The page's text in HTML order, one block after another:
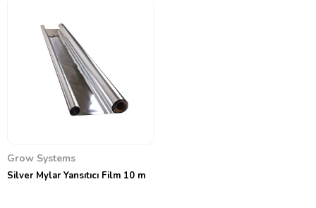
Grow Systems
Silver Mylar Yansıtıcı Film 10 m